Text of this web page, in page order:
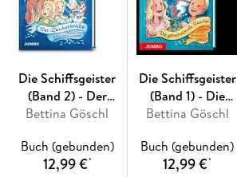
Die Schiffsgeister
(Band 2) - Der
Zauberkrake
Bettina Göschl
Buch (gebunden)
12,99 €*
Die Schiffsgeister
(Band 1) - Die
geheimnisvolle
Bettina Göschl
Buch (gebunden)
12,99 €*